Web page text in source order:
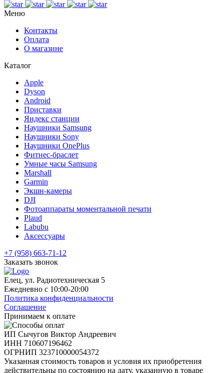
Меню
Контакты
Оплата
О магазине
Каталог
Apple
Dyson
Android
Приставки
Яндекс станции
Наушники Samsung
Наушники Sony
Наушники OnePlus
Фитнес-браслет
Умные часы Samsung
Marshall
Garmin
Экшн-камеры
DJI
Фотоаппараты моментальной печати
Plaud
Labubu
Аксессуары
+7 (958) 663-71-12
Заказать звонок
Елец, ул. Радиотехническая 5
Ежедневно с 10:00-20:00
Политика конфиденциальности
Соглашение
Принимаем к оплате
ИП Сычугов Виктор Андреевич
ИНН 710607196462
ОГРНИП 323710000054372
Указанная стоимость товаров и условия их приобретения
действительны по состоянию на дату, указанную в товаре